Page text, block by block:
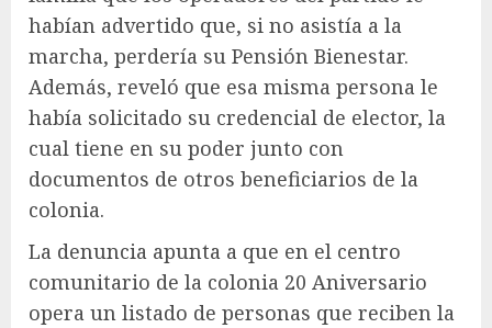
habían advertido que, si no asistía a la
marcha, perdería su Pensión Bienestar.
Además, reveló que esa misma persona le
había solicitado su credencial de elector, la
cual tiene en su poder junto con
documentos de otros beneficiarios de la
colonia.
La denuncia apunta a que en el centro
comunitario de la colonia 20 Aniversario
opera un listado de personas que reciben la